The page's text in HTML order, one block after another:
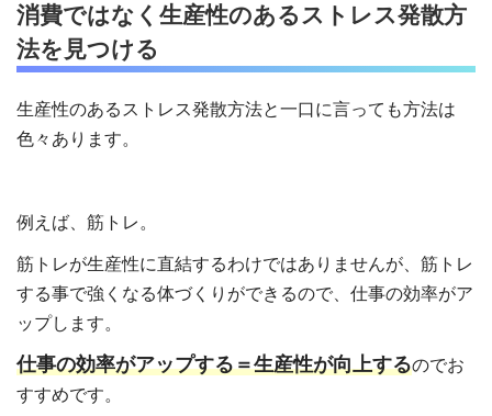
消費ではなく生産性のあるストレス発散方
法を見つける
生産性のあるストレス発散方法と一口に言っても方法は
色々あります。
例えば、筋トレ。
筋トレが生産性に直結するわけではありませんが、筋トレ
する事で強くなる体づくりができるので、仕事の効率がア
ップします。
仕事の効率がアップする＝生産性が向上するのでお
すすめです。